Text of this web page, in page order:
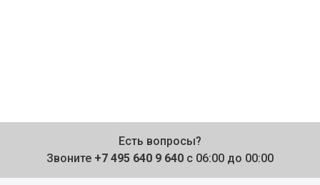
Есть вопросы?
Звоните +7 495 640 9 640 с 06:00 до 00:00